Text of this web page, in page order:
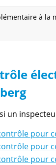
à la
un
pour
pour
pour